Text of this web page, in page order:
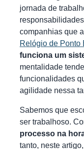
jornada de
companhias que
Relógio de Ponto
funciona um
mentalidade
funcionalidades
agilidade nessa
Sabemos que
ser trabalhoso.
processo na
tanto, neste